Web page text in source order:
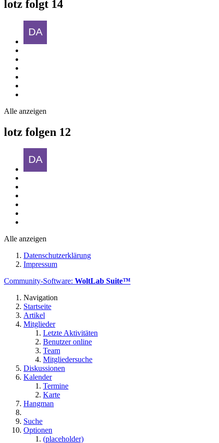
lotz folgt 14
Alle anzeigen
lotz folgen 12
Alle anzeigen
Datenschutzerklärung
Impressum
Community-Software: WoltLab Suite™
Navigation
Startseite
Artikel
Mitglieder
Letzte Aktivitäten
Benutzer online
Team
Mitgliedersuche
Diskussionen
Kalender
Termine
Karte
Hangman
Suche
Optionen
(placeholder)